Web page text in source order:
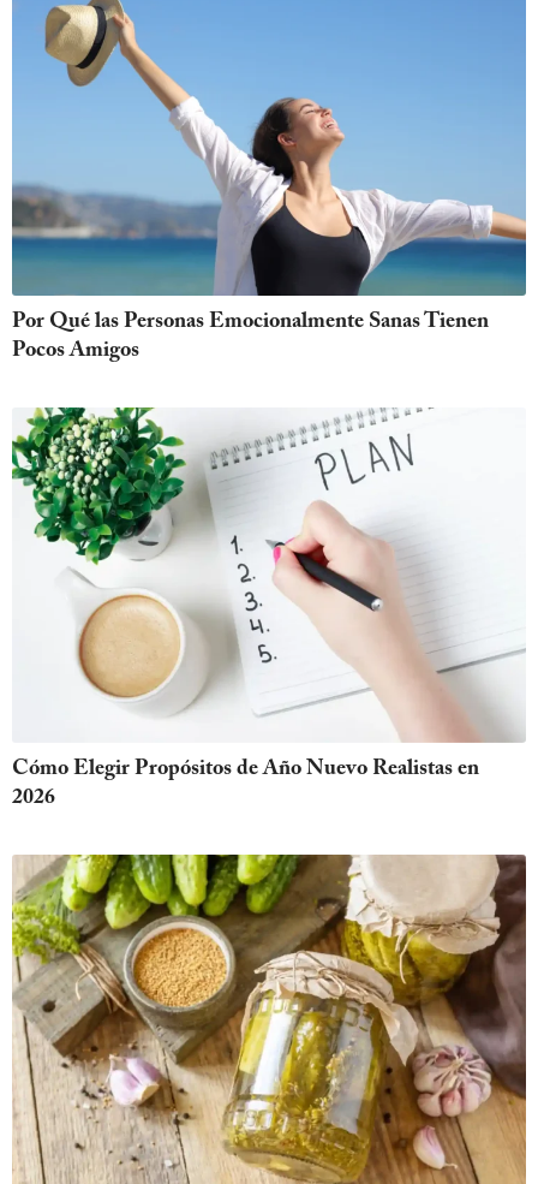
Por Qué las Personas Emocionalmente Sanas Tienen
Pocos Amigos
Cómo Elegir Propósitos de Año Nuevo Realistas en
2026